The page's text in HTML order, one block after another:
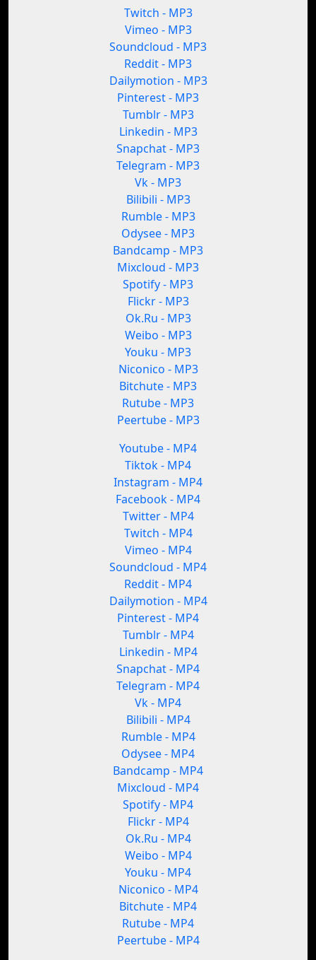
Twitch - MP3
Vimeo - MP3
Soundcloud - MP3
Reddit - MP3
Dailymotion - MP3
Pinterest - MP3
Tumblr - MP3
Linkedin - MP3
Snapchat - MP3
Telegram - MP3
Vk - MP3
Bilibili - MP3
Rumble - MP3
Odysee - MP3
Bandcamp - MP3
Mixcloud - MP3
Spotify - MP3
Flickr - MP3
Ok.Ru - MP3
Weibo - MP3
Youku - MP3
Niconico - MP3
Bitchute - MP3
Rutube - MP3
Peertube - MP3
Youtube - MP4
Tiktok - MP4
Instagram - MP4
Facebook - MP4
Twitter - MP4
Twitch - MP4
Vimeo - MP4
Soundcloud - MP4
Reddit - MP4
Dailymotion - MP4
Pinterest - MP4
Tumblr - MP4
Linkedin - MP4
Snapchat - MP4
Telegram - MP4
Vk - MP4
Bilibili - MP4
Rumble - MP4
Odysee - MP4
Bandcamp - MP4
Mixcloud - MP4
Spotify - MP4
Flickr - MP4
Ok.Ru - MP4
Weibo - MP4
Youku - MP4
Niconico - MP4
Bitchute - MP4
Rutube - MP4
Peertube - MP4